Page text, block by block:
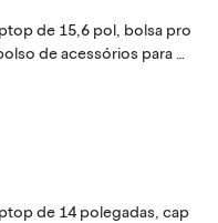
de 15,6 pol, bolsa pro
de acessórios para n
Dell Lenovo de 15-16
de 14 polegadas, cap